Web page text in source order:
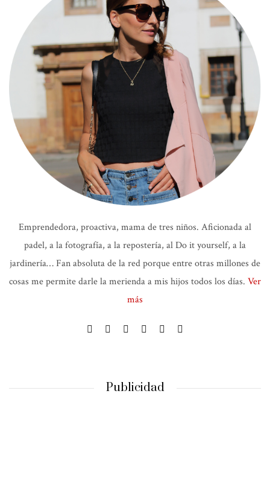
Emprendedora, proactiva, mama de tres niños. Aficionada al
padel, a la fotografía, a la repostería, al Do it yourself, a la
jardinería… Fan absoluta de la red porque entre otras millones de
cosas me permite darle la merienda a mis hijos todos los días. Ver
más
Publicidad